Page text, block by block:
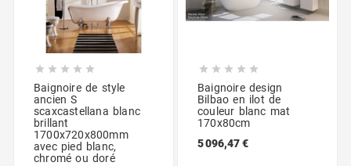
    
Baignoire de style
ancien S
scaxcastellana blanc
brillant
1700x720x800mm
avec pied blanc,
chromé ou doré
    
Baignoire design
Bilbao en ilot de
couleur blanc mat
170x80cm
5 096,47 €